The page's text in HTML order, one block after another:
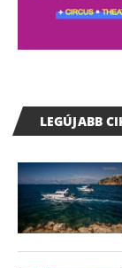
LEGÚJABB